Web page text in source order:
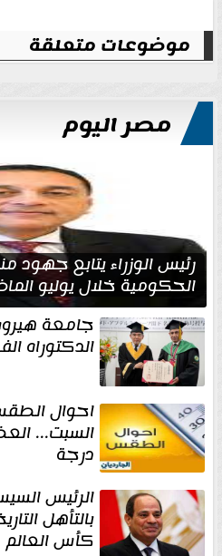
موضوعات متعلقة
مصر اليوم
رئيس الوزراء يتابع
الحكومية خلال يوليو
جامعة
الدكتوراه
احوال
درجة
الرئيس
بالتأهل
كأس العالم